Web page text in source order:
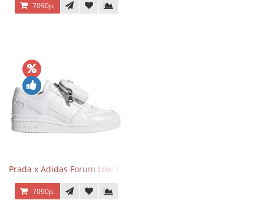
7090р.
Prada x Adidas Forum Low Triple White
7090р.